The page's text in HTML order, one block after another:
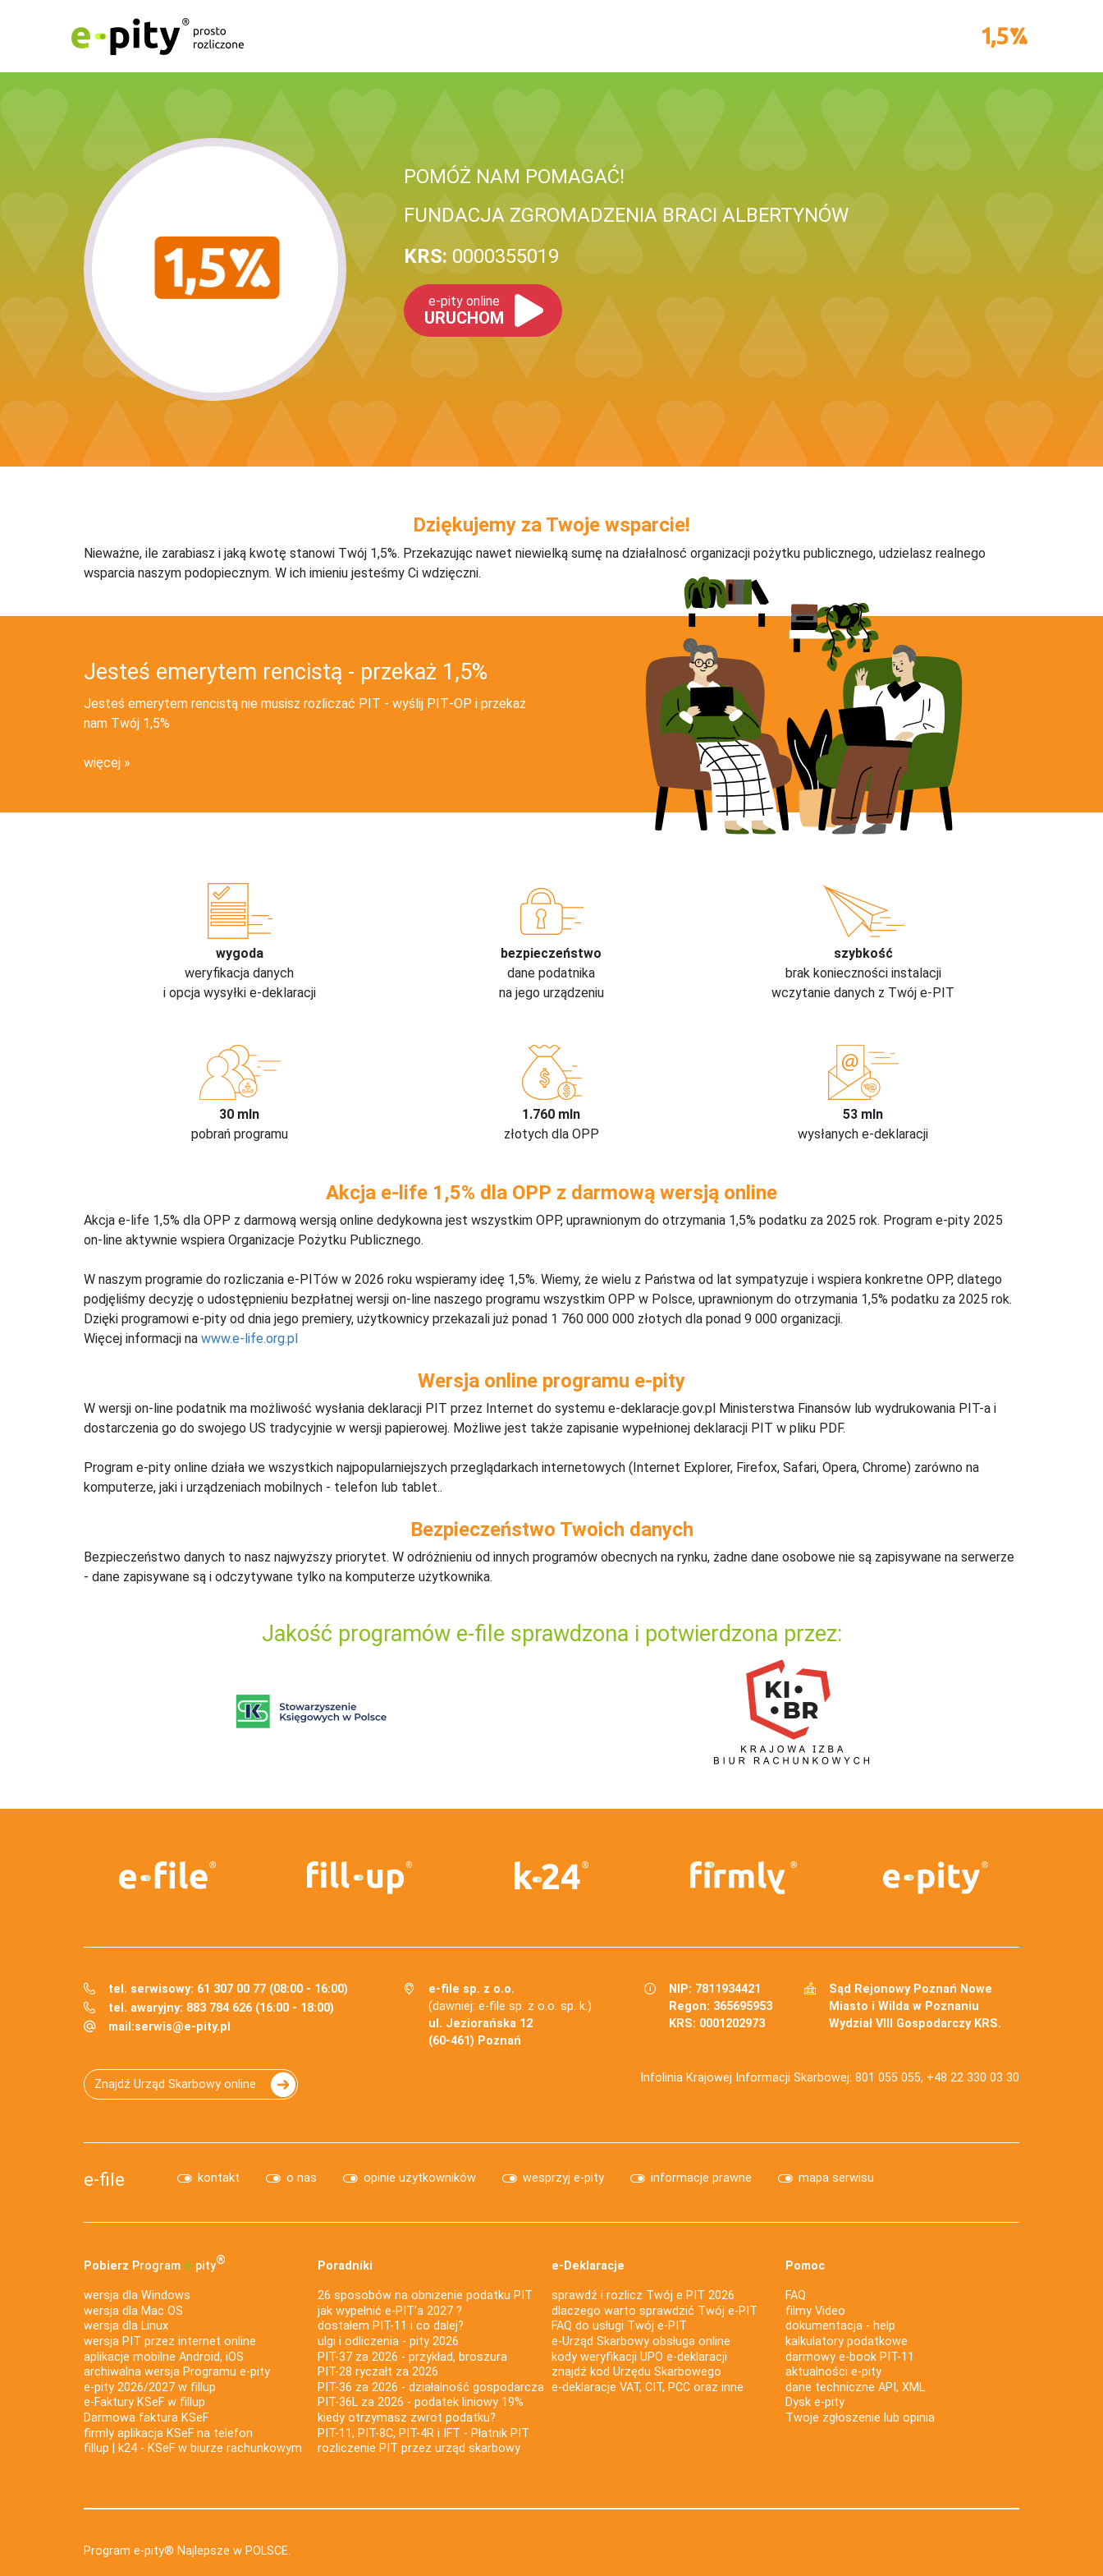
POMÓŻ NAM POMAGAĆ!
FUNDACJA ZGROMADZENIA BRACI ALBERTYNÓW
KRS: 0000355019
e-pity online
URUCHOM
Dziękujemy za Twoje wsparcie!
Nieważne, ile zarabiasz i jaką kwotę stanowi Twój 1,5%. Przekazując nawet niewielką sumę na działalnosć organizacji pożytku publicznego, udzielasz realnego
wsparcia naszym podopiecznym. W ich imieniu jesteśmy Ci wdzięczni.
Jesteś emerytem rencistą - przekaż 1,5%
Jesteś emerytem rencistą nie musisz rozliczać PIT - wyślij PIT‑OP i przekaż
nam Twój 1,5%
więcej
wygoda
weryfikacja danych
i opcja wysyłki e-deklaracji
bezpieczeństwo
dane podatnika
na jego urządzeniu
szybkość
brak konieczności instalacji
wczytanie danych z Twój e-PIT
30 mln
pobrań programu
1.760 mln
złotych dla OPP
53 mln
wysłanych e-deklaracji
Akcja e-life 1,5% dla OPP z darmową wersją online
Akcja e-life 1,5% dla OPP z darmową wersją online dedykowna jest wszystkim OPP, uprawnionym do otrzymania 1,5% podatku za 2025 rok. Program e-pity 2025
on-line aktywnie wspiera Organizacje Pożytku Publicznego.
W naszym programie do rozliczania e-PITów w 2026 roku wspieramy ideę 1,5%. Wiemy, że wielu z Państwa od lat sympatyzuje i wspiera konkretne OPP, dlatego
podjęliśmy decyzję o udostępnieniu bezpłatnej wersji on-line naszego programu wszystkim OPP w Polsce, uprawnionym do otrzymania 1,5% podatku za 2025 rok.
Dzięki programowi e-pity od dnia jego premiery, użytkownicy przekazali już ponad 1 760 000 000 złotych dla ponad 9 000 organizacji.
Więcej informacji na www.e-life.org.pl
Wersja online programu e-pity
W wersji on-line podatnik ma możliwość wysłania deklaracji PIT przez Internet do systemu e-deklaracje.gov.pl Ministerstwa Finansów lub wydrukowania PIT-a i
dostarczenia go do swojego US tradycyjnie w wersji papierowej. Możliwe jest także zapisanie wypełnionej deklaracji PIT w pliku PDF.
Program e-pity online działa we wszystkich najpopularniejszych przeglądarkach internetowych (Internet Explorer, Firefox, Safari, Opera, Chrome) zarówno na
komputerze, jaki i urządzeniach mobilnych - telefon lub tablet..
Bezpieczeństwo Twoich danych
Bezpieczeństwo danych to nasz najwyższy priorytet. W odróżnieniu od innych programów obecnych na rynku, żadne dane osobowe nie są zapisywane na serwerze
- dane zapisywane są i odczytywane tylko na komputerze użytkownika.
Jakość programów e-file sprawdzona i potwierdzona przez:
tel. serwisowy: 61 307 00 77 (08:00 - 16:00)
tel. awaryjny: 883 784 626 (16:00 - 18:00)
mail:serwis@e-pity.pl
e-file sp. z o.o.
(dawniej: e-file sp. z o.o. sp. k.)
ul. Jeziorańska 12
(60-461) Poznań
NIP: 7811934421
Regon: 365695953
KRS: 0001202973
Sąd Rejonowy Poznań Nowe
Miasto i Wilda w Poznaniu
Wydział VIII Gospodarczy KRS.
Znajdź Urząd Skarbowy online Infolinia Krajowej Informacji Skarbowej: 801 055 055, +48 22 330 03 30
e-file kontakt o nas opinie użytkowników wesprzyj e-pity informacje prawne mapa serwisu
Pobierz Program e‑pity®
wersja dla Windows
wersja dla Mac OS
wersja dla Linux
wersja PIT przez internet online
aplikacje mobilne Android, iOS
archiwalna wersja Programu e-pity
e-pity 2026/2027 w fillup
e‑Faktury KSeF w fillup
Darmowa faktura KSeF
firmly aplikacja KSeF na telefon
fillup | k24 - KSeF w biurze rachunkowym
Poradniki
26 sposobów na obniżenie podatku PIT
jak wypełnić e-PIT'a 2027 ?
dostałem PIT-11 i co dalej?
ulgi i odliczenia - pity 2026
PIT-37 za 2026 - przykład, broszura
PIT-28 ryczałt za 2026
PIT-36 za 2026 - działalność gospodarcza
PIT-36L za 2026 - podatek liniowy 19%
kiedy otrzymasz zwrot podatku?
PIT-11, PIT-8C, PIT-4R i IFT - Płatnik PIT
rozliczenie PIT przez urząd skarbowy
e-Deklaracje
sprawdź i rozlicz Twój e PIT 2026
dlaczego warto sprawdzić Twój e-PIT
FAQ do usługi Twój e-PIT
e-Urząd Skarbowy obsługa online
kody weryfikacji UPO e-deklaracji
znajdź kod Urzędu Skarbowego
e-deklaracje VAT, CIT, PCC oraz inne
Pomoc
FAQ
filmy Video
dokumentacja - help
kalkulatory podatkowe
darmowy e-book PIT-11
aktualności e-pity
dane techniczne API, XML
Dysk e-pity
Twoje zgłoszenie lub opinia
Program e-pity® Najlepsze w POLSCE.